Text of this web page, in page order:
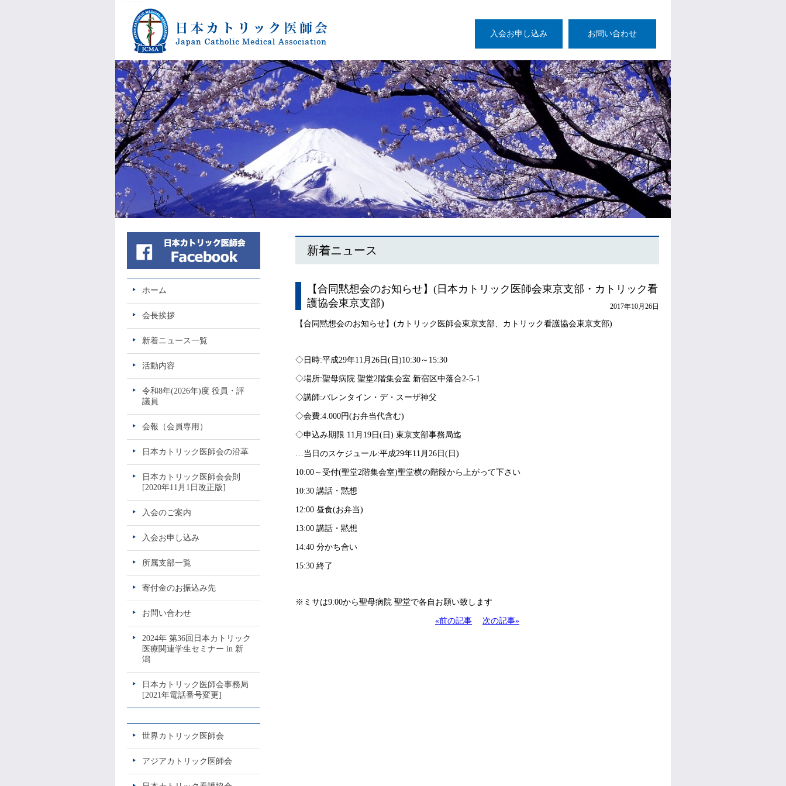
入会お申し込み お問い合わせ
ホーム
会長挨拶
新着ニュース一覧
活動内容
令和8年(2026年)度 役員・評
議員
会報（会員専用）
日本カトリック医師会の沿革
日本カトリック医師会会則
[2020年11月1日改正版]
入会のご案内
入会お申し込み
所属支部一覧
寄付金のお振込み先
お問い合わせ
2024年 第36回日本カトリック
医療関連学生セミナー in 新
潟
日本カトリック医師会事務局
[2021年電話番号変更]
世界カトリック医師会
アジアカトリック医師会
新着ニュース
【合同黙想会のお知らせ】(日本カトリック医師会東京支部・カトリック看
護協会東京支部)
2017年10月26日
【合同黙想会のお知らせ】(カトリック医師会東京支部、カトリック看護協会東京支部)
◇日時:平成29年11月26日(日)10:30～15:30
◇場所:聖母病院 聖堂2階集会室 新宿区中落合2-5-1
◇講師:バレンタイン・デ・スーザ神父
◇会費:4.000円(お弁当代含む)
◇申込み期限 11月19日(日) 東京支部事務局迄
…当日のスケジュール:平成29年11月26日(日)
10:00～受付(聖堂2階集会室)聖堂横の階段から上がって下さい
10:30 講話・黙想
12:00 昼食(お弁当)
13:00 講話・黙想
14:40 分かち合い
15:30 終了
※ミサは9:00から聖母病院 聖堂で各自お願い致します
«前の記事 次の記事»